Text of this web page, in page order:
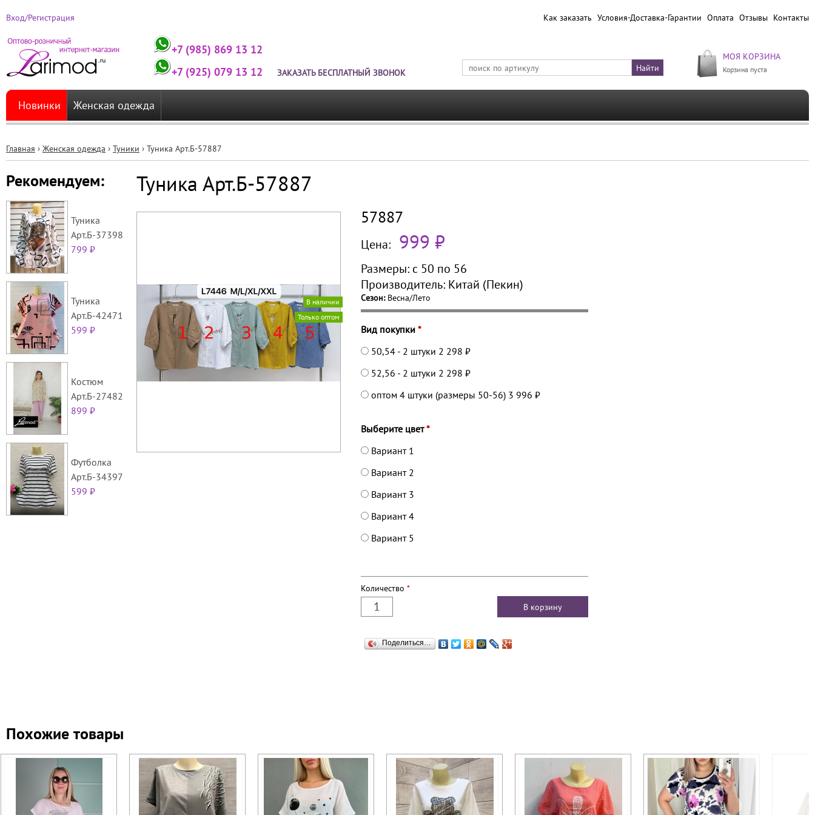
Вход/Регистрация
Как заказать Условия-Доставка-Гарантии Оплата Отзывы Контакты
+7 (985) 869 13 12
+7 (925) 079 13 12
ЗАКАЗАТЬ БЕСПЛАТНЫЙ ЗВОНОК
МОЯ КОРЗИНА
Корзина пуста
Новинки Женская одежда
Главная › Женская одежда › Туники › Туника Арт.Б-57887
Рекомендуем:
Туника
Арт.Б-37398
799 ₽
Туника
Арт.Б-42471
599 ₽
Костюм
Арт.Б-27482
899 ₽
Футболка
Арт.Б-34397
599 ₽
Туника Арт.Б-57887
Только оптом
В наличии
57887
Цена: 999 ₽
Размеры: с 50 по 56
Производитель: Китай (Пекин)
Сезон: Весна/Лето
Вид покупки *
50,54 - 2 штуки 2 298 ₽
52,56 - 2 штуки 2 298 ₽
оптом 4 штуки (размеры 50-56) 3 996 ₽
Выберите цвет*
Вариант 1
Вариант 2
Вариант 3
Вариант 4
Вариант 5
Количество *
Поделиться…
Похожие товары